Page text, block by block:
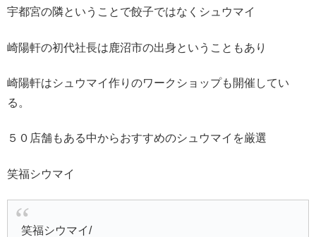
宇都宮の隣ということで餃子ではなくシュウマイ
崎陽軒の初代社長は鹿沼市の出身ということもあり
崎陽軒はシュウマイ作りのワークショップも開催してい
る。
５０店舗もある中からおすすめのシュウマイを厳選
笑福シウマイ
笑福シウマイ/